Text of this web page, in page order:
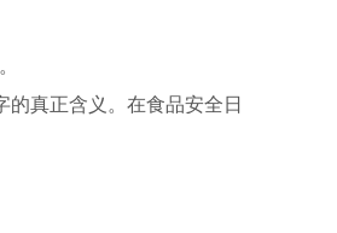
真正含义。在食品安全日